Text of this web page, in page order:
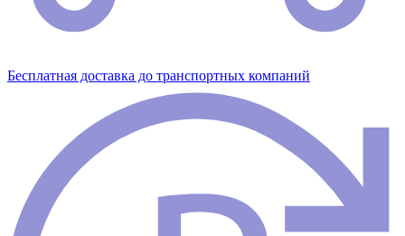
Бесплатная доставка до транспортных компаний